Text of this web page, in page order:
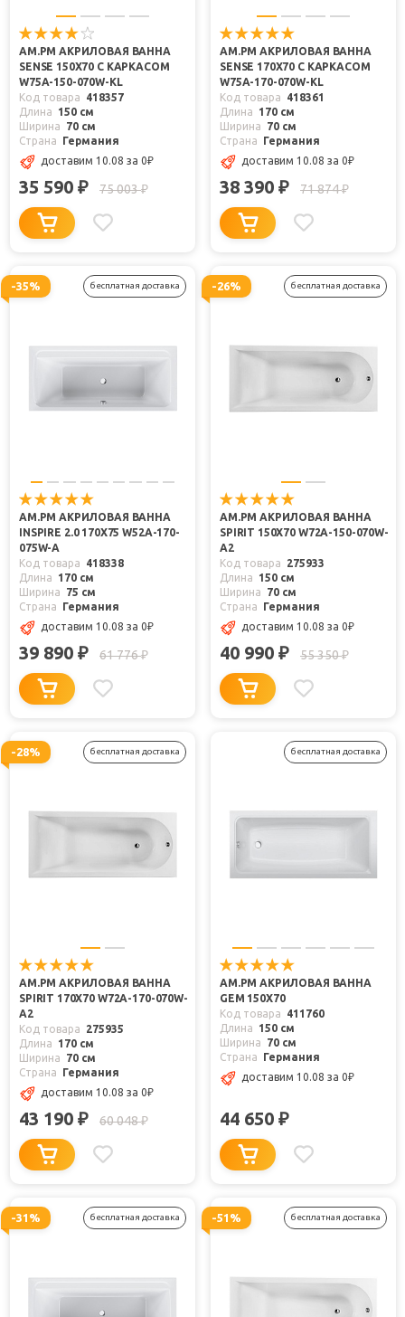
AM.PM АКРИЛОВАЯ ВАННА
SENSE 150X70 С КАРКАСОМ
W75A-150-070W-KL
Код товара
418357
Длина
150 см
Ширина
70 см
Страна
Германия
доставим 10.08 за 0₽
35 590 ₽ 75 003₽
AM.PM АКРИЛОВАЯ ВАННА
SENSE 170X70 С КАРКАСОМ
W75A-170-070W-KL
Код товара
418361
Длина
170 см
Ширина
70 см
Страна
Германия
доставим 10.08 за 0₽
38 390 ₽ 71 874₽
-35% бесплатная доставка
AM.PM АКРИЛОВАЯ ВАННА
INSPIRE 2.0 170Х75 W52A-170-
075W-A
Код товара
418338
Длина
170 см
Ширина
75 см
Страна
Германия
доставим 10.08 за 0₽
39 890 ₽ 61 776₽
-26% бесплатная доставка
AM.PM АКРИЛОВАЯ ВАННА
SPIRIT 150Х70 W72A-150-070W-
A2
Код товара
275933
Длина
150 см
Ширина
70 см
Страна
Германия
доставим 10.08 за 0₽
40 990 ₽ 55 350₽
-28% бесплатная доставка
AM.PM АКРИЛОВАЯ ВАННА
SPIRIT 170Х70 W72A-170-070W-
A2
Код товара
275935
Длина
170 см
Ширина
70 см
Страна
Германия
доставим 10.08 за 0₽
43 190 ₽ 60 048₽
бесплатная доставка
AM.PM АКРИЛОВАЯ ВАННА
GEM 150X70
Код товара
411760
Длина
150 см
Ширина
70 см
Страна
Германия
доставим 10.08 за 0₽
44 650 ₽
-31% бесплатная доставка -51% бесплатная доставка